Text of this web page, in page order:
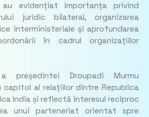
au evidențiat importanța privind
juridic bilateral, organizarea
interministeriale și aprofundarea
în cadrul organizațiilor
președintei Droupadi Murmu
capitol al relațiilor dintre Republica
India și reflectă interesul reciproc
unui parteneriat orientat spre